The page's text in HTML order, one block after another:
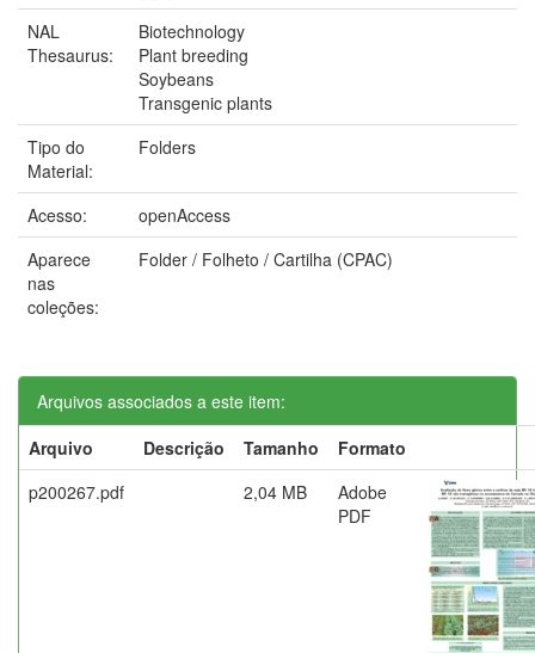
NAL
Thesaurus:
Biotechnology
Plant breeding
Soybeans
Transgenic plants
Tipo do
Material:
Folders
Acesso:
openAccess
Aparece
nas
coleções:
Folder / Folheto / Cartilha (CPAC)
Arquivos associados a este item:
Arquivo
Descrição Tamanho
Formato
p200267.pdf
2,04 MB
Adobe
PDF